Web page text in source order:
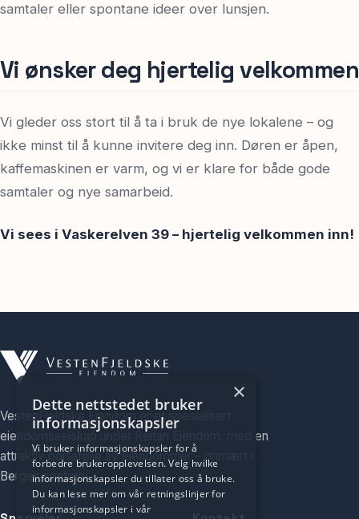
samtaler eller spontane ideer over lunsjen.
Vi ønsker deg hjertelig velkommen
Vi gleder oss stort til å ta i bruk de nye lokalene – og
ikke minst til å kunne invitere deg inn. Døren er åpen,
kaffemaskinen er varm, og vi er klare for både gode
samtaler og nye samarbeid.
Vi sees i Vaskerelven 39 – hjertelig velkommen inn!
VestenFjeldske Eiendom er et spesialisert
eiendomsselskap under Reitan Eiendom, med en
attraktiv portefølje av eiendommer – primært i
Bergen sentrum.
×
Dette nettstedet bruker
informasjonskapsler
Vi bruker informasjonskapsler for å
forbedre brukeropplevelsen. Velg hvilke
informasjonskapsler du tillater oss å bruke.
Du kan lese mer om vår retningslinjer for
informasjonskapsler i vår